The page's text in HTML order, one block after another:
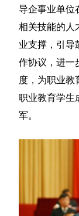
导企事业单位
相关技能的人
业支撑，引导
作协议，进一
度，为职业教
职业教育学生
军。